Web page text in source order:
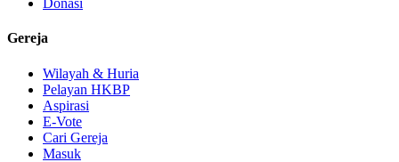
Donasi
Gereja
Wilayah & Huria
Pelayan HKBP
Aspirasi
E-Vote
Cari Gereja
Masuk